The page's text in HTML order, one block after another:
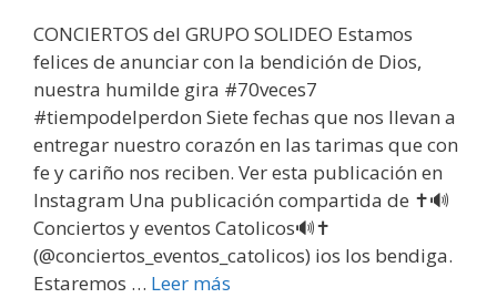
CONCIERTOS del GRUPO SOLIDEO Estamos
felices de anunciar con la bendición de Dios,
nuestra humilde gira #70veces7
#tiempodelperdon Siete fechas que nos llevan a
entregar nuestro corazón en las tarimas que con
fe y cariño nos reciben. Ver esta publicación en
Instagram Una publicación compartida de ✝️🔊
Conciertos y eventos Catolicos🔊✝️
(@conciertos_eventos_catolicos) ios los bendiga.
Estaremos … Leer más